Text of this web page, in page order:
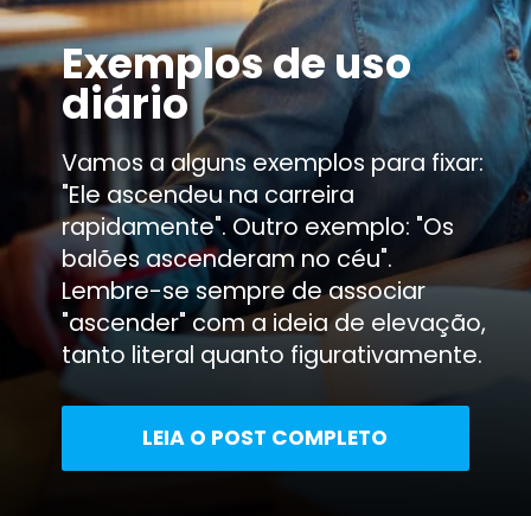
Vamos a alguns exemplos para fixar:
"Ele ascendeu na carreira
rapidamente". Outro exemplo: "Os
balões ascenderam no céu".
Lembre-se sempre de associar
"ascender" com a ideia de elevação,
tanto literal quanto figurativamente.
Exemplos de uso
diário
LEIA O POST COMPLETO